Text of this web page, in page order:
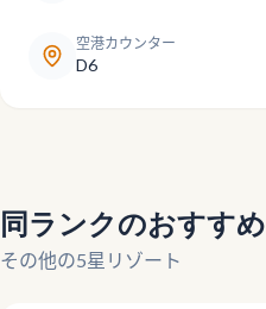
空港カウンター
D6
同ランクのおすすめ
その他の5星リゾート